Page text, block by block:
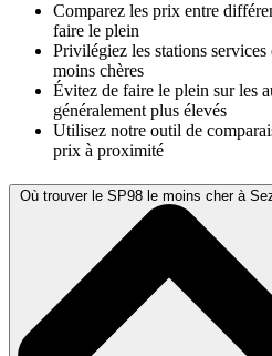
Comparez les prix entre
faire le plein
Privilégiez les stations
moins chères
Évitez de faire le plein sur les
généralement plus élevés
Utilisez notre outil de
prix à proximité
Où trouver le SP98 le moins cher à